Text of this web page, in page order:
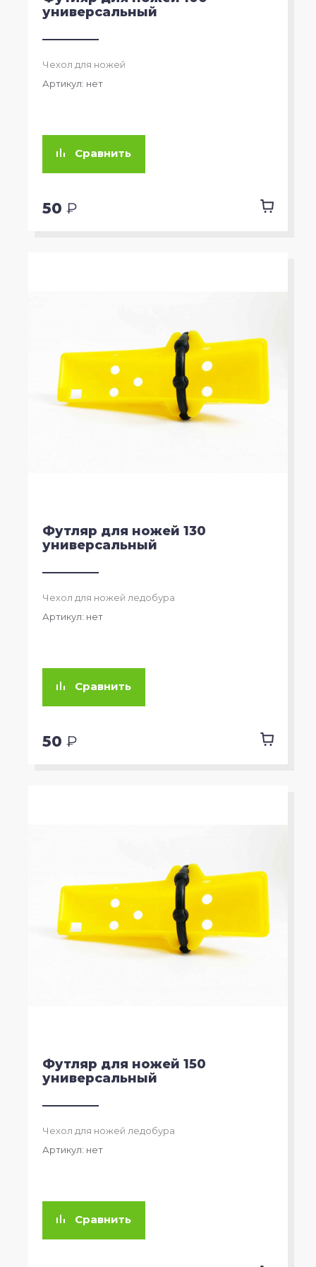
универсальный
Чехол для ножей
Артикул: нет
Сравнить
50 ₽
Футляр для ножей 130
универсальный
Чехол для ножей ледобура
Артикул: нет
Сравнить
50 ₽
Футляр для ножей 150
универсальный
Чехол для ножей ледобура
Артикул: нет
Сравнить